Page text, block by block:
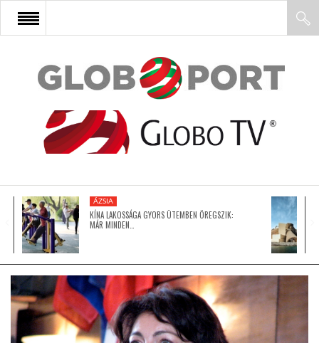
FŐOLDAL
AFRIKA
ÁZSIA
LATIN-AMERIKA
ÁZSIA
KÍNA LAKOSSÁGA GYORS ÜTEMBEN ÖREGSZIK:
MÁR MINDEN…